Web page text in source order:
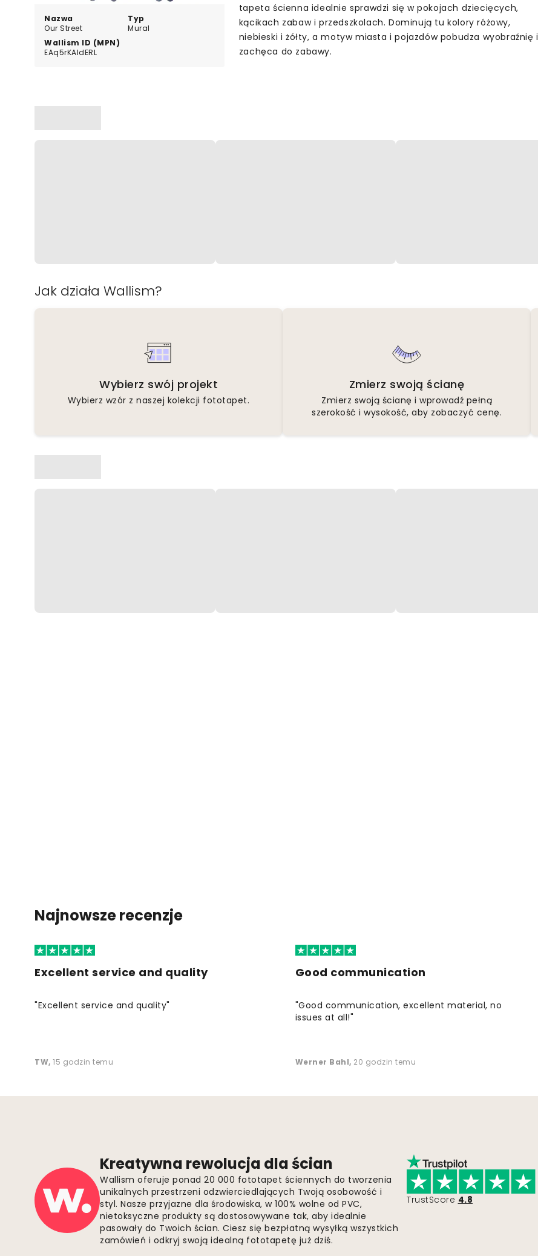
Nazwa
Our Street
Typ
Mural
Wallism ID (MPN)
EAq5rKAldERL
tapeta ścienna idealnie sprawdzi się w pokojach dziecięcych,
kącikach zabaw i przedszkolach. Dominują tu kolory różowy,
niebieski i żółty, a motyw miasta i pojazdów pobudza wyobraźnię i
zachęca do zabawy.
Jak działa Wallism?
Wybierz swój projekt
Wybierz wzór z naszej kolekcji fototapet.
Zmierz swoją ścianę
Zmierz swoją ścianę i wprowadź pełną
szerokość i wysokość, aby zobaczyć cenę.
Najnowsze recenzje
Excellent service and quality
"Excellent service and quality"
TW, 15 godzin temu
Good communication
"Good communication, excellent material, no
issues at all!"
Werner Bahl, 20 godzin temu
Kreatywna rewolucja dla ścian
Wallism oferuje ponad 20 000 fototapet ściennych do tworzenia
unikalnych przestrzeni odzwierciedlających Twoją osobowość i
styl. Nasze przyjazne dla środowiska, w 100% wolne od PVC,
nietoksyczne produkty są dostosowywane tak, aby idealnie
pasowały do Twoich ścian. Ciesz się bezpłatną wysyłką wszystkich
zamówień i odkryj swoją idealną fototapetę już dziś.
TrustScore 4.8